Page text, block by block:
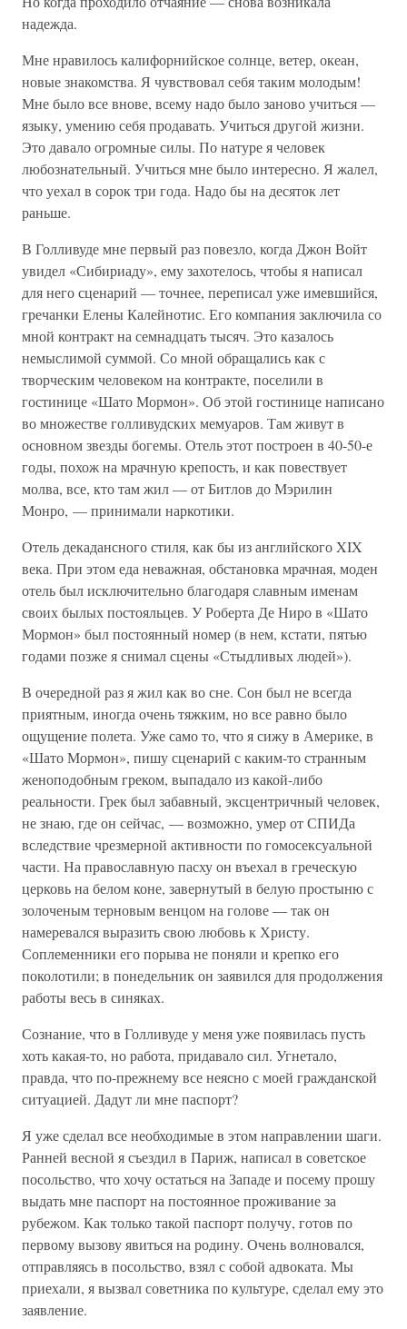
надежда.
Мне нравилось калифорнийское солнце, ветер, океан,
новые знакомства. Я чувствовал себя таким молодым!
Мне было все внове, всему надо было заново учиться —
языку, умению себя продавать. Учиться другой жизни.
Это давало огромные силы. По натуре я человек
любознательный. Учиться мне было интересно. Я жалел,
что уехал в сорок три года. Надо бы на десяток лет
раньше.
В Голливуде мне первый раз повезло, когда Джон Войт
увидел «Сибириаду», ему захотелось, чтобы я написал
для него сценарий — точнее, переписал уже имевшийся,
гречанки Елены Калейнотис. Его компания заключила со
мной контракт на семнадцать тысяч. Это казалось
немыслимой суммой. Со мной обращались как с
творческим человеком на контракте, поселили в
гостинице «Шато Мормон». Об этой гостинице написано
во множестве голливудских мемуаров. Там живут в
основном звезды богемы. Отель этот построен в 40-50-е
годы, похож на мрачную крепость, и как повествует
молва, все, кто там жил — от Битлов до Мэрилин
Монро, — принимали наркотики.
Отель декадансного стиля, как бы из английского XIX
века. При этом еда неважная, обстановка мрачная, моден
отель был исключительно благодаря славным именам
своих былых постояльцев. У Роберта Де Ниро в «Шато
Мормон» был постоянный номер (в нем, кстати, пятью
годами позже я снимал сцены «Стыдливых людей»).
В очередной раз я жил как во сне. Сон был не всегда
приятным, иногда очень тяжким, но все равно было
ощущение полета. Уже само то, что я сижу в Америке, в
«Шато Мормон», пишу сценарий с каким-то странным
женоподобным греком, выпадало из какой-либо
реальности. Грек был забавный, эксцентричный человек,
не знаю, где он сейчас, — возможно, умер от СПИДа
вследствие чрезмерной активности по гомосексуальной
части. На православную пасху он въехал в греческую
церковь на белом коне, завернутый в белую простыню с
золоченым терновым венцом на голове — так он
намеревался выразить свою любовь к Христу.
Соплеменники его порыва не поняли и крепко его
поколотили; в понедельник он заявился для продолжения
работы весь в синяках.
Сознание, что в Голливуде у меня уже появилась пусть
хоть какая-то, но работа, придавало сил. Угнетало,
правда, что по-прежнему все неясно с моей гражданской
ситуацией. Дадут ли мне паспорт?
Я уже сделал все необходимые в этом направлении шаги.
Ранней весной я съездил в Париж, написал в советское
посольство, что хочу остаться на Западе и посему прошу
выдать мне паспорт на постоянное проживание за
рубежом. Как только такой паспорт получу, готов по
первому вызову явиться на родину. Очень волновался,
отправляясь в посольство, взял с собой адвоката. Мы
приехали, я вызвал советника по культуре, сделал ему это
заявление.